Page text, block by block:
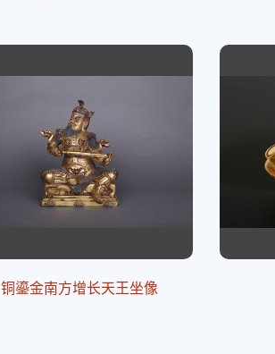
铜鎏金南方增长天王坐像